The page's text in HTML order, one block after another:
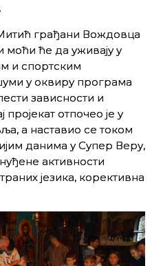
грађани Вождовца
моћи ће да уживају у
и спортским
у оквиру програма
зависности и
отпочео је у
а наставио се током
данима у Супер Веру,
активности
језика, корективна